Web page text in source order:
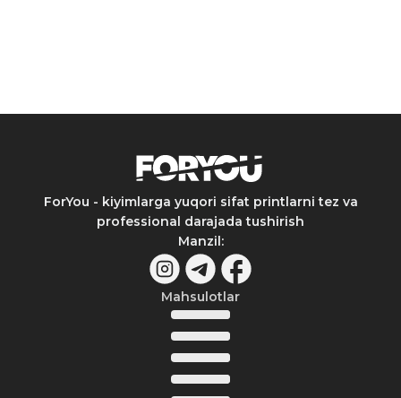
ForYou - kiyimlarga yuqori sifat printlarni tez va
professional darajada tushirish
Manzil:
Mahsulotlar